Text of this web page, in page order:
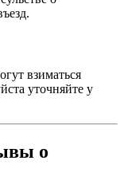
взиматься
уточняйте у
о